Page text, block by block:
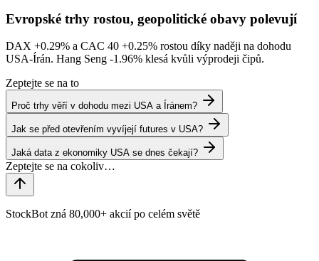
Evropské trhy rostou, geopolitické obavy polevují
DAX +0.29% a CAC 40 +0.25% rostou díky naději na dohodu
USA-Írán. Hang Seng -1.96% klesá kvůli výprodeji čipů.
Zeptejte se na to
Proč trhy věří v dohodu mezi USA a Íránem?
Jak se před otevřením vyvíjejí futures v USA?
Jaká data z ekonomiky USA se dnes čekají?
StockBot zná 80,000+ akcií po celém světě